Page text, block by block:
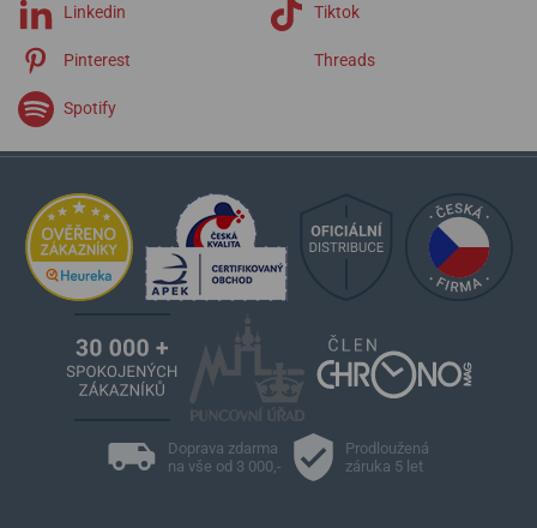
Linkedin Tiktok
Pinterest Threads
Spotify
Doprava zdarma
na vše od 3 000,-
Prodloužená
záruka 5 let